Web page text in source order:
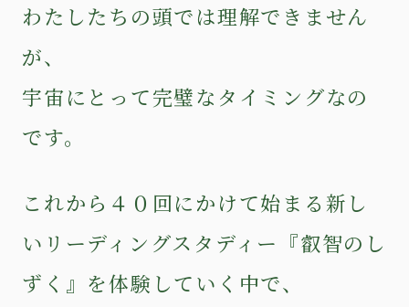
わたしたちの頭では理解できません
が、
宇宙にとって完璧なタイミングなの
です。
これから４０回にかけて始まる新し
いリーディングスタディー『叡智のし
ずく』を体験していく中で、